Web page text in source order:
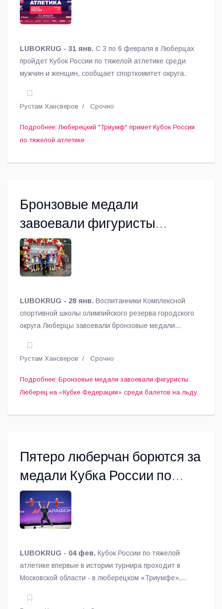
LUBOKRUG - 31 янв. С 3 по 6 февраля в Люберцах
пройдет Кубок России по тяжелой атлетике среди
мужчин и женщин, сообщает спорткомитет округа.
Рустам Хансверов Срочно
Подробнее: Люберецкий "Триумф" примет Кубок России
по тяжелой атлетике
Бронзовые медали
завоевали фигуристы
Люберец на «Кубке
Федерации» среди балетов
на льду
LUBOKRUG - 28 янв. Воспитанники Комплексной
спортивной школы олимпийского резерва городского
округа Люберцы завоевали бронзовые медали
Федерации» среди балетов на льду- I этап
«Ледовая гармония», сообщили в спортшколе.
Рустам Хансверов Срочно
Подробнее: Бронзовые медали завоевали фигуристы
Люберец на «Кубке Федерации» среди балетов на льду
Пятеро люберчан борются за
медали Кубка России по
тяжёлой атлетике в
Люберцах
LUBOKRUG - 04 фев. Кубок России по тяжелой
атлетике впервые в истории турнира проходит в
Московской области - в люберецком «Триумфе»,